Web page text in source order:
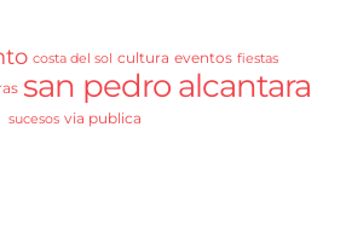
costa del sol cultura eventos fiestas
san pedro alcantara
sucesos via publica